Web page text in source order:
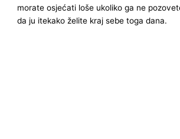
morate osjećati loše ukoliko ga ne
da ju itekako želite kraj sebe toga dana.